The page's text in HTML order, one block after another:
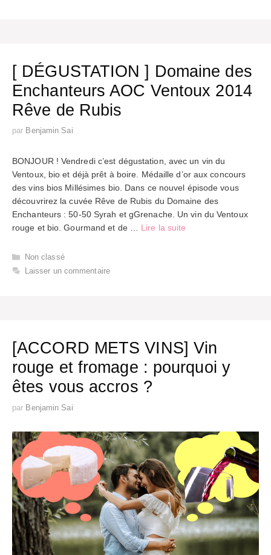
[ DÉGUSTATION ] Domaine des
Enchanteurs AOC Ventoux 2014
Rêve de Rubis
par Benjamin Sai
BONJOUR ! Vendredi c’est dégustation, avec un vin du
Ventoux, bio et déjà prêt à boire. Médaille d’or aux concours
des vins bios Millésimes bio. Dans ce nouvel épisode vous
découvrirez la cuvée Rêve de Rubis du Domaine des
Enchanteurs : 50-50 Syrah et gGrenache. Un vin du Ventoux
rouge et bio. Gourmand et de … Lire la suite
Catégories
Non classé
Laisser un commentaire
[ACCORD METS VINS] Vin
rouge et fromage : pourquoi y
êtes vous accros ?
par Benjamin Sai